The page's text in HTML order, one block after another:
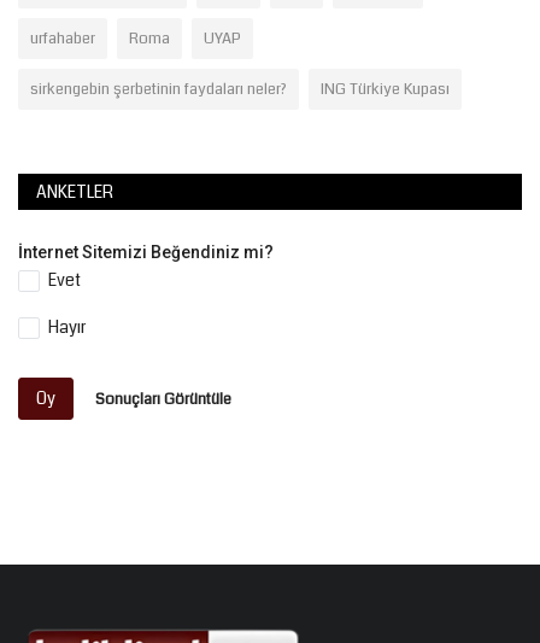
urfahaber Roma UYAP
sirkengebin şerbetinin faydaları neler? ING Türkiye Kupası
ANKETLER
İnternet Sitemizi Beğendiniz mi?
Evet
Hayır
Oy Sonuçları Görüntüle